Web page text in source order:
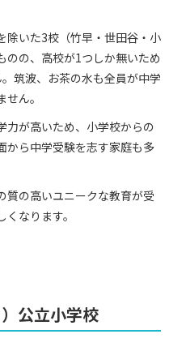
除いた3校（竹早・世田谷・小
のの、高校が1つしか無いため
筑波、お茶の水も全員が中学
ん。
力が高いため、小学校からの
から中学受験を志す家庭も多
質の高いユニークな教育が受
なります。
公立小学校